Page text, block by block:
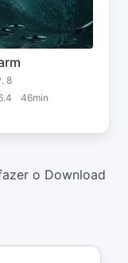
8
46min
o Download